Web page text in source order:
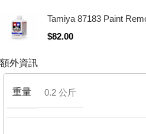
Tamiya 87183 Paint
$82.00
額外資訊
重量 0.2 公斤